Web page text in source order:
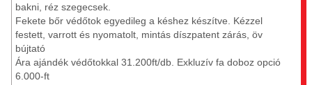
bakni, réz szegecsek.
Fekete bőr védőtok egyedileg a késhez készítve. Kézzel
festett, varrott és nyomatolt, mintás díszpatent zárás, öv
bújtató
Ára ajándék védőtokkal 31.200ft/db. Exkluzív fa doboz opció
6.000-ft